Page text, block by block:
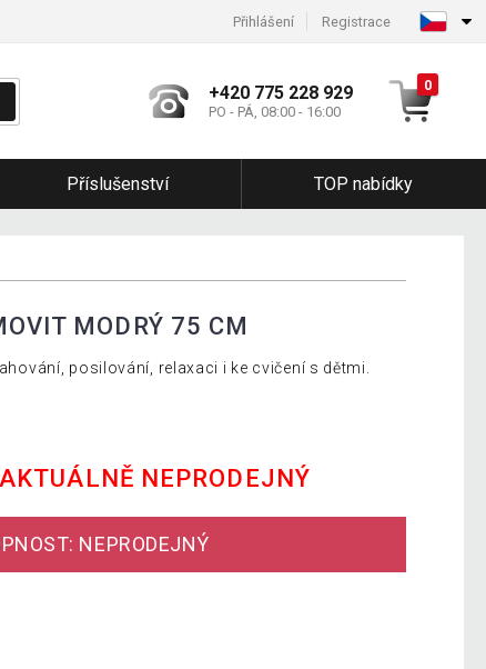
Přihlášení Registrace
+420 775 228 929
PO - PÁ, 08:00 - 16:00
0
Příslušenství TOP nabídky
MODRÝ 75 CM
posilování, relaxaci i ke cvičení s dětmi.
NEPRODEJNÝ
NEPRODEJNÝ